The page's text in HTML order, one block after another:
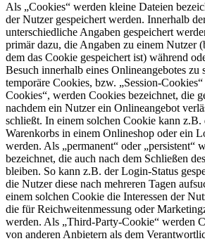
Als „Cookies“ werden kleine Dateien
der Nutzer gespeichert werden. Innerhalb
unterschiedliche Angaben gespeichert
primär dazu, die Angaben zu einem Nutzer
dem das Cookie gespeichert ist) während
Besuch innerhalb eines Onlineangebotes zu
temporäre Cookies, bzw. „Session-
Cookies“, werden Cookies bezeichnet, die
nachdem ein Nutzer ein Onlineangebot
schließt. In einem solchen Cookie kann z.B.
Warenkorbs in einem Onlineshop oder ein
werden. Als „permanent“ oder „persistent“
bezeichnet, die auch nach dem Schließen
bleiben. So kann z.B. der Login-Status
die Nutzer diese nach mehreren Tagen
einem solchen Cookie die Interessen der
die für Reichweitenmessung oder
werden. Als „Third-Party-Cookie“ werden
von anderen Anbietern als dem